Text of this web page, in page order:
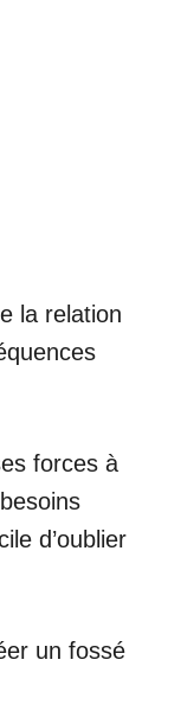
la relation
forces à
d’oublier
un fossé